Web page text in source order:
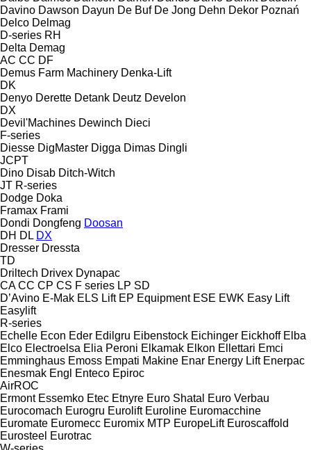
Davino Dawson Dayun De Buf De Jong Dehn Dekor Poznań
Delco Delmag
D-series RH
Delta Demag
AC CC DF
Demus Farm Machinery Denka-Lift
DK
Denyo Derette Detank Deutz Develon
DX
Devil'Machines Dewinch Dieci
F-series
Diesse DigMaster Digga Dimas Dingli
JCPT
Dino Disab Ditch-Witch
JT R-series
Dodge Doka
Framax Frami
Dondi Dongfeng Doosan
DH DL DX
Dresser Dressta
TD
Driltech Drivex Dynapac
CA CC CP CS F series LP SD
D’Avino E-Mak ELS Lift EP Equipment ESE EWK Easy Lift
Easylift
R-series
Echelle Econ Eder Edilgru Eibenstock Eichinger Eickhoff Elba
Elco Electroelsa Elia Peroni Elkamak Elkon Ellettari Emci
Emminghaus Emoss Empati Makine Enar Energy Lift Enerpac
Enesmak Engl Enteco Epiroc
AirROC
Ermont Essemko Etec Etnyre Euro Shatal
Euro Verbau
Eurocomach Eurogru Eurolift Euroline Euromacchine
Euromate Euromecc Euromix MTP EuropeLift Euroscaffold
Eurosteel Eurotrac